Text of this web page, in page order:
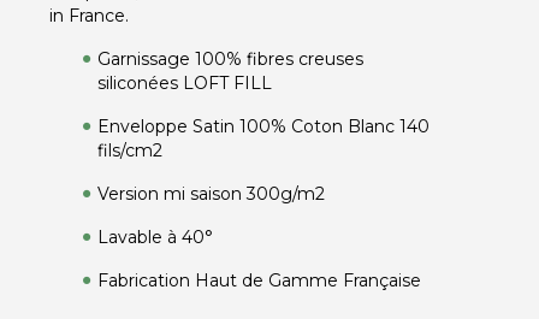
in France.
Garnissage 100% fibres creuses
siliconées LOFT FILL
Enveloppe Satin 100% Coton Blanc 140
fils/cm2
Version mi saison 300g/m2
Lavable à 40°
Fabrication Haut de Gamme Française